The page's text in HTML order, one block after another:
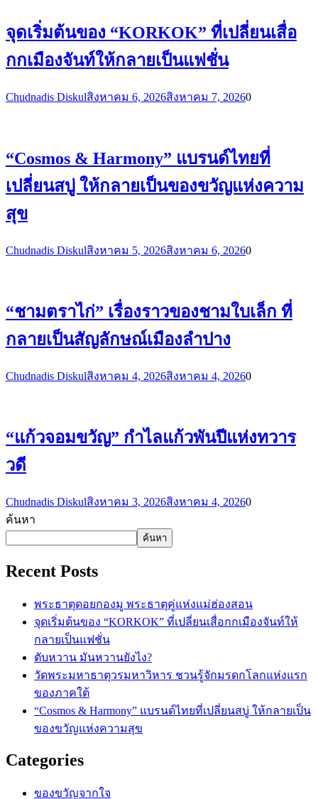
จุดเริ่มต้นของ “KORKOK” ที่เปลี่ยนเสื่อ
กกเมืองจันท์ให้กลายเป็นแฟชั่น
Chudnadis Diskulสิงหาคม 6, 2026สิงหาคม 7, 20260
“Cosmos & Harmony” แบรนด์ไทยที่
เปลี่ยนสบู่ ให้กลายเป็นของขวัญแห่งความ
สุข
Chudnadis Diskulสิงหาคม 5, 2026สิงหาคม 6, 20260
“ชามตราไก่” เรื่องราวของชามใบเล็ก ที่
กลายเป็นสัญลักษณ์เมืองลำปาง
Chudnadis Diskulสิงหาคม 4, 2026สิงหาคม 4, 20260
“แก้วจอมขวัญ” กำไลแก้วพันปีแห่งทวาร
วดี
Chudnadis Diskulสิงหาคม 3, 2026สิงหาคม 4, 20260
ค้นหา
ค้นหา
Recent Posts
พระธาตุดอยกองมู พระธาตุคู่แห่งแม่ฮ่องสอน
จุดเริ่มต้นของ “KORKOK” ที่เปลี่ยนเสื่อกกเมืองจันท์ให้
กลายเป็นแฟชั่น
ตับหวาน มันหวานยังไง?
วัดพระมหาธาตุวรมหาวิหาร ชวนรู้จักมรดกโลกแห่งแรก
ของภาคใต้
“Cosmos & Harmony” แบรนด์ไทยที่เปลี่ยนสบู่ ให้กลายเป็น
ของขวัญแห่งความสุข
Categories
ของขวัญจากใจ